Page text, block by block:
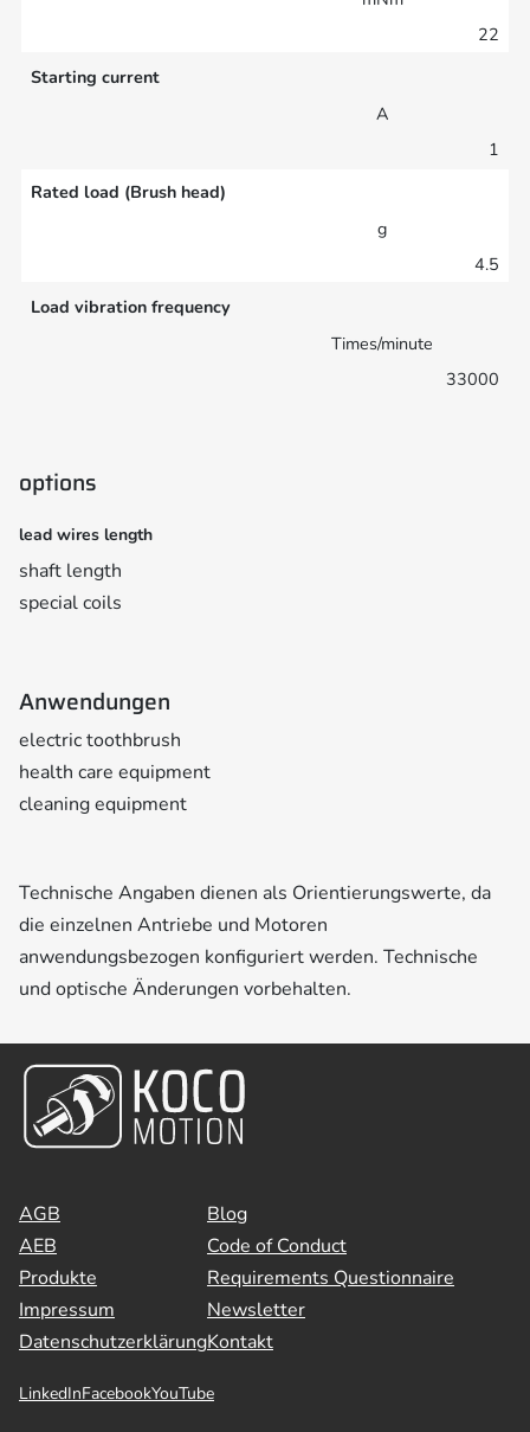
22
Starting current
A
1
Rated load (Brush head)
g
4.5
Load vibration frequency
Times/minute
33000
options
lead wires length
shaft length
special coils
Anwendungen
electric toothbrush
health care equipment
cleaning equipment
Technische Angaben dienen als Orientierungswerte, da
die einzelnen Antriebe und Motoren
anwendungsbezogen konfiguriert werden. Technische
und optische Änderungen vorbehalten.
AGB
AEB
Produkte
Impressum
Datenschutzerklärung
Blog
Code of Conduct
Requirements Questionnaire
Newsletter
Kontakt
LinkedInFacebookYouTube